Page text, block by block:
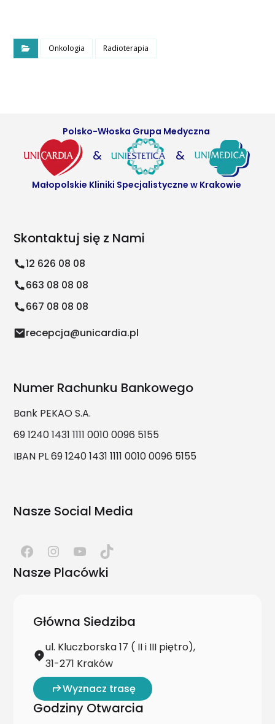
Onkologia Radioterapia
Polsko-Włoska Grupa Medyczna
& &
Małopolskie Kliniki Specjalistyczne w Krakowie
Skontaktuj się z Nami
12 626 08 08
663 08 08 08
667 08 08 08
recepcja@unicardia.pl
Numer Rachunku Bankowego
Bank PEKAO S.A.
69 1240 1431 1111 0010 0096 5155
IBAN PL 69 1240 1431 1111 0010 0096 5155
Nasze Social Media
Nasze Placówki
Główna Siedziba
ul. Kluczborska 17 ( II i III piętro),
31-271 Kraków
Wyznacz trasę
Godziny Otwarcia